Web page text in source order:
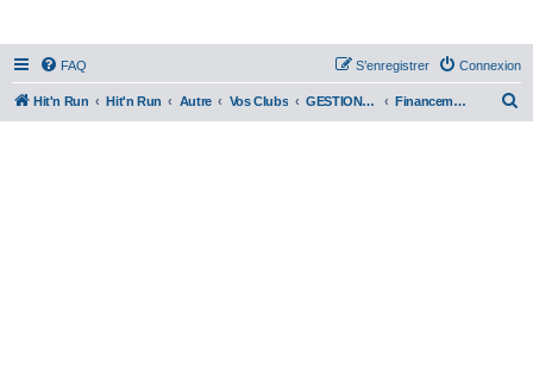
FAQ Connexion
S’enregistrer
Hit'n Run Hit'n Run Autre Vos Clubs GESTION CLUB Financement